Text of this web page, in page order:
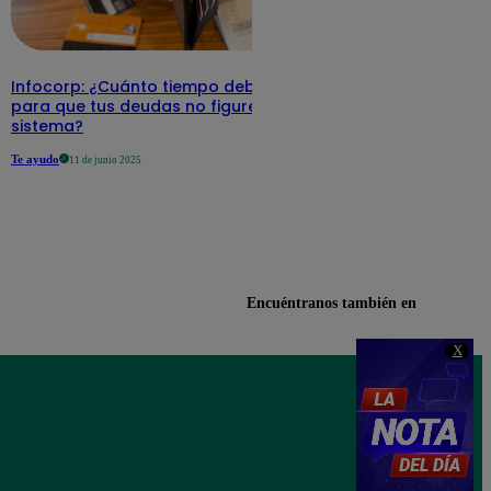
X
Infocorp: ¿Cuánto tiempo debe pasar
para que tus deudas no figuren en su
sistema?
Te ayudo 11 de junio 2025
Encuéntranos también en